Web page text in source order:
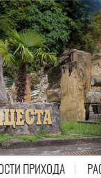
ПРИХОДА